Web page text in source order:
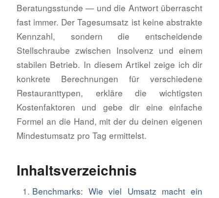
Beratungsstunde — und die Antwort überrascht
fast immer. Der Tagesumsatz ist keine abstrakte
Kennzahl, sondern die entscheidende
Stellschraube zwischen Insolvenz und einem
stabilen Betrieb. In diesem Artikel zeige ich dir
konkrete Berechnungen für verschiedene
Restauranttypen, erkläre die wichtigsten
Kostenfaktoren und gebe dir eine einfache
Formel an die Hand, mit der du deinen eigenen
Mindestumsatz pro Tag ermittelst.
Inhaltsverzeichnis
Benchmarks: Wie viel Umsatz macht ein